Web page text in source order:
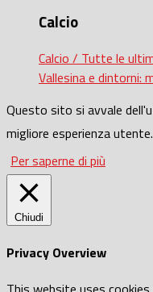
Calcio
Calcio / Tutte le
Vallesina e dintorni:
Questo sito si avvale
migliore esperienza utente.
Per saperne di più
Chiudi
Privacy Overview